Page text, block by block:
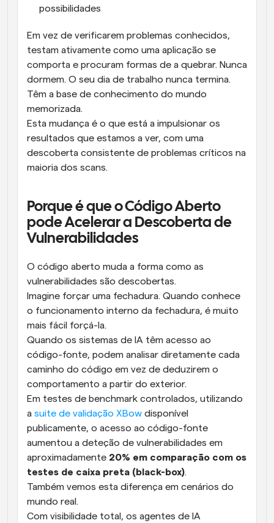
possibilidades
Em vez de verificarem problemas conhecidos,
testam ativamente como uma aplicação se
comporta e procuram formas de a quebrar. Nunca
dormem. O seu dia de trabalho nunca termina.
Têm a base de conhecimento do mundo
memorizada.
Esta mudança é o que está a impulsionar os
resultados que estamos a ver, com uma
descoberta consistente de problemas críticos na
maioria dos scans.
Porque é que o Código Aberto
pode Acelerar a Descoberta de
Vulnerabilidades
O código aberto muda a forma como as
vulnerabilidades são descobertas.
Imagine forçar uma fechadura. Quando conhece
o funcionamento interno da fechadura, é muito
mais fácil forçá-la.
Quando os sistemas de IA têm acesso ao
código-fonte, podem analisar diretamente cada
caminho do código em vez de deduzirem o
comportamento a partir do exterior.
Em testes de benchmark controlados, utilizando
a suite de validação XBow disponível
publicamente, o acesso ao código-fonte
aumentou a deteção de vulnerabilidades em
aproximadamente 20% em comparação com os
testes de caixa preta (black-box).
Também vemos esta diferença em cenários do
mundo real.
Com visibilidade total, os agentes de IA